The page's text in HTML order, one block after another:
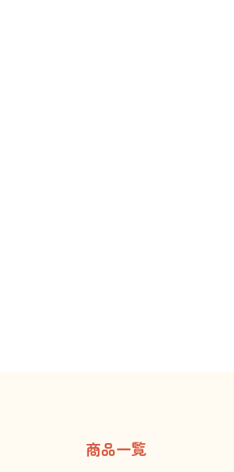
商品一覧